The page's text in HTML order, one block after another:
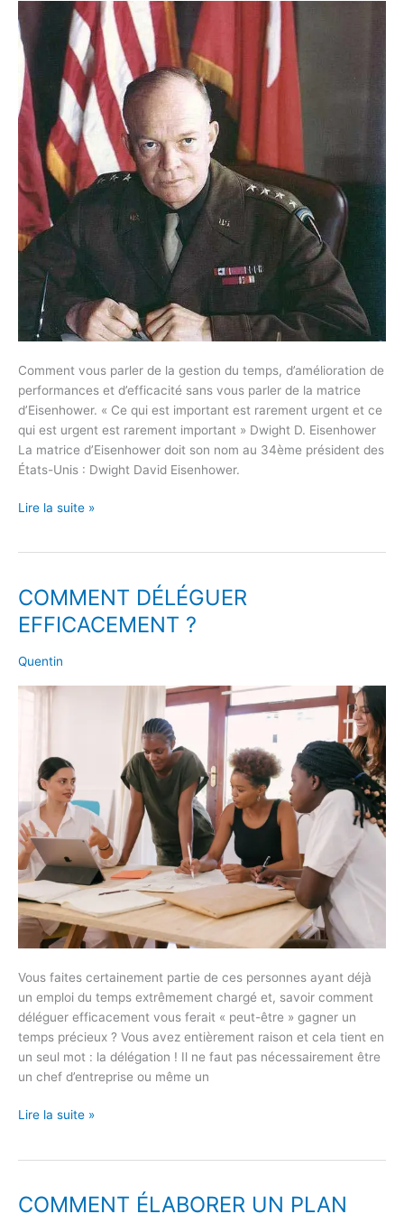
Comment vous parler de la gestion du temps, d’amélioration de
performances et d’efficacité sans vous parler de la matrice
d’Eisenhower. « Ce qui est important est rarement urgent et ce
qui est urgent est rarement important » Dwight D. Eisenhower
La matrice d’Eisenhower doit son nom au 34ème président des
États-Unis : Dwight David Eisenhower.
Lire la suite »
COMMENT DÉLÉGUER
EFFICACEMENT ?
Quentin
Vous faites certainement partie de ces personnes ayant déjà
un emploi du temps extrêmement chargé et, savoir comment
déléguer efficacement vous ferait « peut-être » gagner un
temps précieux ? Vous avez entièrement raison et cela tient en
un seul mot : la délégation ! Il ne faut pas nécessairement être
un chef d’entreprise ou même un
COMMENT
DÉLÉGUER
EFFICACEMENT
Lire la suite »
COMMENT ÉLABORER UN PLAN
COMMENT